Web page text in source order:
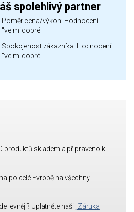
spolehlivý partner
Poměr cena/výkon: Hodnocení
"velmi dobré"
Spokojenost zákazníka: Hodnocení
"velmi dobré"
produktů skladem a připraveno k
po celé Evropě na všechny
levněji? Uplatněte naši „Záruka